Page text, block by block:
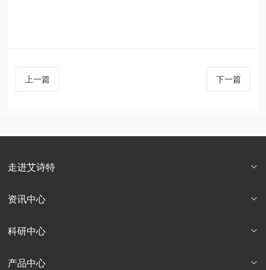
上一篇 下一篇
走进艾诗特
资讯中心
科研中心
产品中心